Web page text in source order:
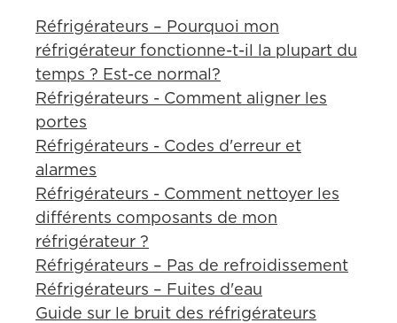
Réfrigérateurs – Pourquoi mon
réfrigérateur fonctionne-t-il la plupart du
temps ? Est-ce normal?
Réfrigérateurs - Comment aligner les
portes
Réfrigérateurs - Codes d'erreur et
alarmes
Réfrigérateurs - Comment nettoyer les
différents composants de mon
réfrigérateur ?
Réfrigérateurs – Pas de refroidissement
Réfrigérateurs – Fuites d'eau
Guide sur le bruit des réfrigérateurs